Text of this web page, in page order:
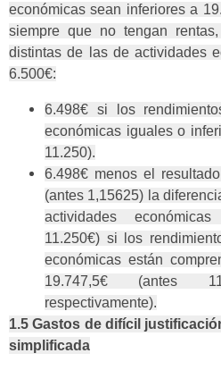
económicas sean inferiores a
siempre que no tengan
distintas de las de actividades
6.500€:
6.498€ si los
económicas iguales o
11.250).
6.498€ menos el
(antes 1,15625) la
actividades
11.250€) si los
económicas están
19.747,5€ (antes
respectivamente).
1.5 Gastos de difícil
simplificada